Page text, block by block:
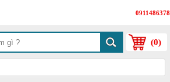
0911486378
(0)